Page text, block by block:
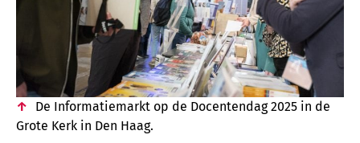
De Informatiemarkt op de Docentendag 2025 in de
Grote Kerk in Den Haag.